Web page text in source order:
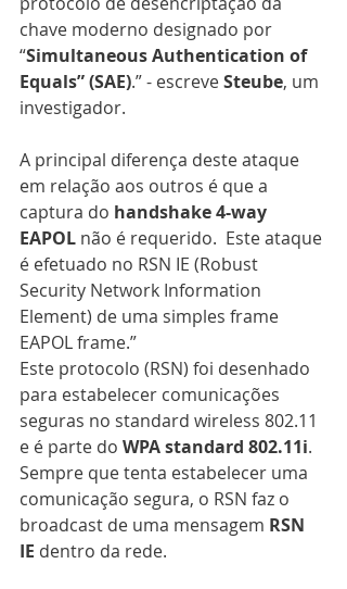
chave moderno designado por
“Simultaneous Authentication of
Equals” (SAE).” - escreve Steube, um
investigador.
A principal diferença deste ataque
em relação aos outros é que a
captura do handshake 4-way
EAPOL não é requerido.  Este ataque
é efetuado no RSN IE (Robust
Security Network Information
Element) de uma simples frame
EAPOL frame.”
Este protocolo (RSN) foi desenhado
para estabelecer comunicações
seguras no standard wireless 802.11
e é parte do WPA standard 802.11i.
Sempre que tenta estabelecer uma
comunicação segura, o RSN faz o
broadcast de uma mensagem RSN
IE dentro da rede.